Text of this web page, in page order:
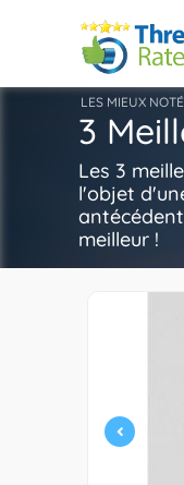
LES MIEUX
3
Les 3
l'objet
meilleur !